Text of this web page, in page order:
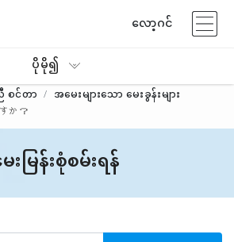
လော့ဂင်
ပိုမို၍
င်တာ
အမေးများသော မေးခွန်းများ
か？
းမြန်းစုံစမ်းရန်